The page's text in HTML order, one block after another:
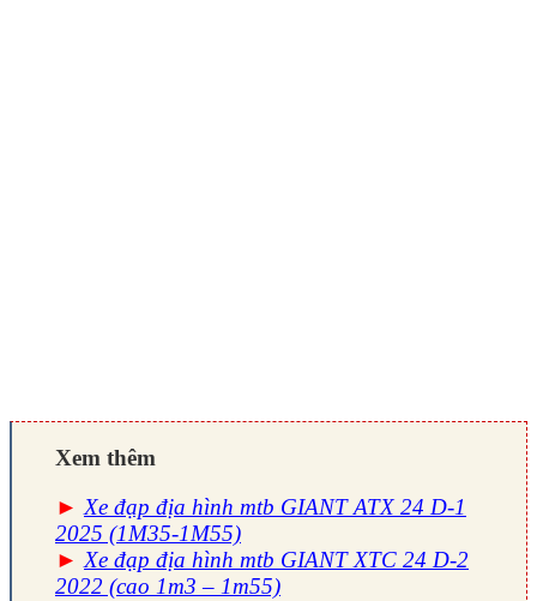
Xem thêm
► Xe đạp địa hình mtb GIANT ATX 24 D-1
2025 (1M35-1M55)
► Xe đạp địa hình mtb GIANT XTC 24 D-2
2022 (cao 1m3 – 1m55)